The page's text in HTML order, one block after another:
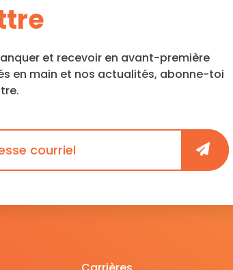
et recevoir en avant-première
en main et nos actualités, abonne-toi